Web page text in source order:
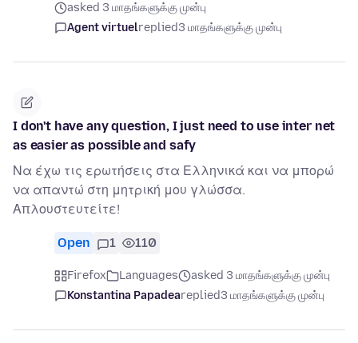
asked 3 மாதங்களுக்கு முன்பு
Agent virtuelreplied3 மாதங்களுக்கு முன்பு
I don't have any question, I just need to use inter net
as easier as possible and safy
Να έχω τις ερωτήσεις στα Ελληνικά και να μπορώ
να απαντώ στη μητρική μου γλώσσα.
Απλουστευτείτε!
Open 1 110
Firefox Languages
asked 3 மாதங்களுக்கு முன்பு
Konstantina Papadeareplied3 மாதங்களுக்கு முன்பு